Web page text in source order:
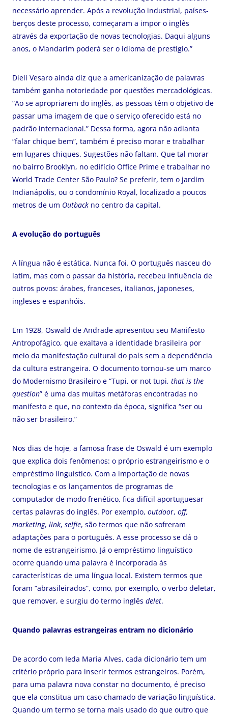
necessário aprender. Após a revolução industrial, países-
berços deste processo, começaram a impor o inglês
através da exportação de novas tecnologias. Daqui alguns
anos, o Mandarim poderá ser o idioma de prestígio.”
Dieli Vesaro ainda diz que a americanização de palavras
também ganha notoriedade por questões mercadológicas.
“Ao se apropriarem do inglês, as pessoas têm o objetivo de
passar uma imagem de que o serviço oferecido está no
padrão internacional.” Dessa forma, agora não adianta
“falar chique bem”, também é preciso morar e trabalhar
em lugares chiques. Sugestões não faltam. Que tal morar
no bairro Brooklyn, no edifício Office Prime e trabalhar no
World Trade Center São Paulo? Se preferir, tem o jardim
Indianápolis, ou o condomínio Royal, localizado a poucos
metros de um Outback no centro da capital.
A evolução do português
A língua não é estática. Nunca foi. O português nasceu do
latim, mas com o passar da história, recebeu influência de
outros povos: árabes, franceses, italianos, japoneses,
ingleses e espanhóis.
Em 1928, Oswald de Andrade apresentou seu Manifesto
Antropofágico, que exaltava a identidade brasileira por
meio da manifestação cultural do país sem a dependência
da cultura estrangeira. O documento tornou-se um marco
do Modernismo Brasileiro e “Tupi, or not tupi, that is the
question” é uma das muitas metáforas encontradas no
manifesto e que, no contexto da época, significa “ser ou
não ser brasileiro.”
Nos dias de hoje, a famosa frase de Oswald é um exemplo
que explica dois fenômenos: o próprio estrangeirismo e o
empréstimo linguístico. Com a importação de novas
tecnologias e os lançamentos de programas de
computador de modo frenético, fica difícil aportuguesar
certas palavras do inglês. Por exemplo, outdoor, off,
marketing, link, selfie, são termos que não sofreram
adaptações para o português. A esse processo se dá o
nome de estrangeirismo. Já o empréstimo linguístico
ocorre quando uma palavra é incorporada às
características de uma língua local. Existem termos que
foram “abrasileirados”, como, por exemplo, o verbo deletar,
que remover, e surgiu do termo inglês delet.
Quando palavras estrangeiras entram no dicionário
De acordo com Ieda Maria Alves, cada dicionário tem um
critério próprio para inserir termos estrangeiros. Porém,
para uma palavra nova constar no documento, é preciso
que ela constitua um caso chamado de variação linguística.
Quando um termo se torna mais usado do que outro que